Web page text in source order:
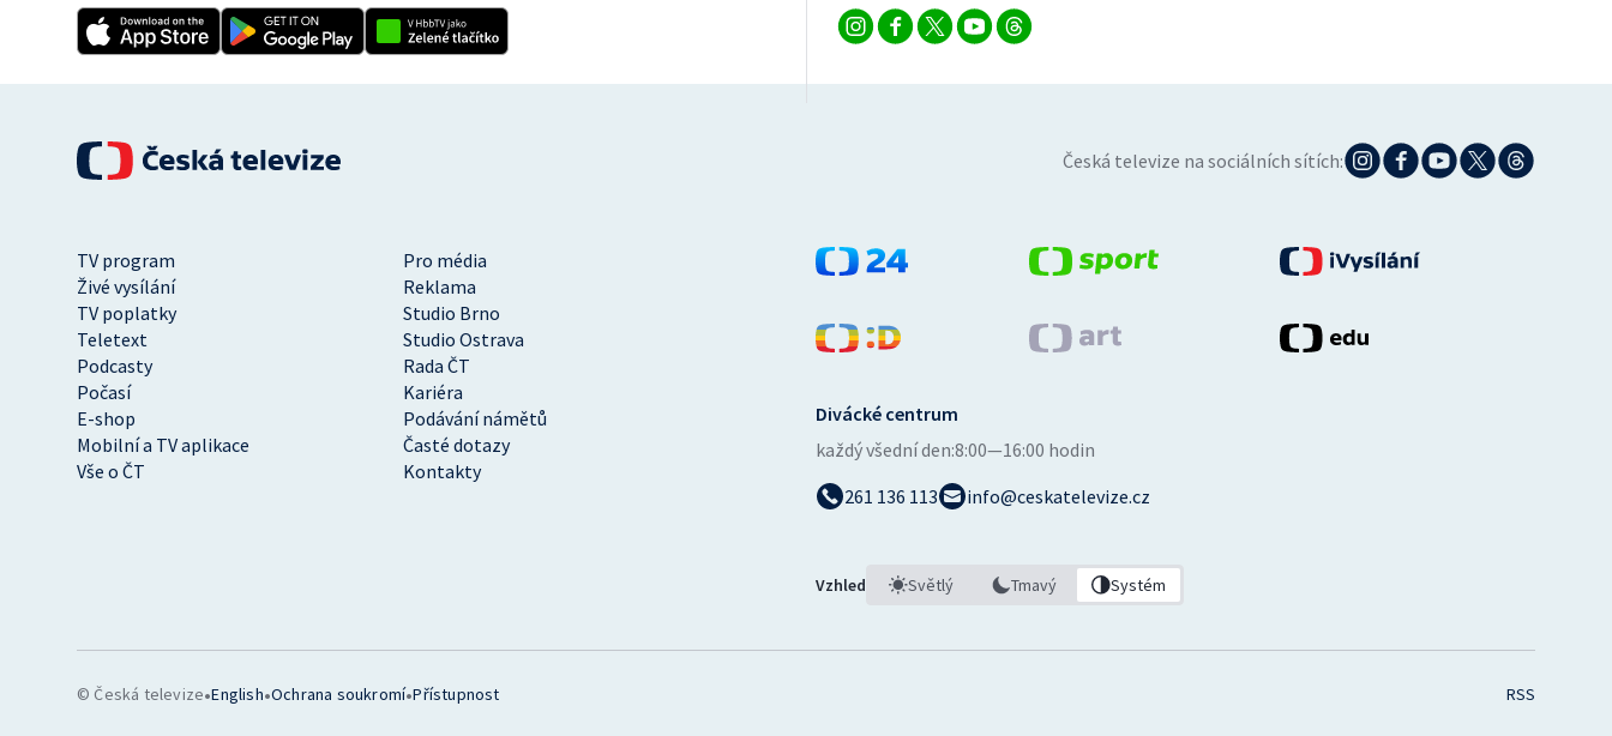
Česká televize na sociálních sítích:
TV program
Pro média
Živé vysílání
Reklama
TV poplatky
Studio Brno
Teletext
Studio Ostrava
Podcasty
Rada ČT
Počasí
Kariéra
E-shop
Podávání námětů
Mobilní a TV aplikace
Časté dotazy
Vše o ČT
Kontakty
Divácké centrum
každý všední den:8:00—16:00 hodin
261 136 113
info@ceskatelevize.cz
Vzhled Světlý Tmavý Systém
© Česká televize•English•Ochrana soukromí•Přístupnost RSS